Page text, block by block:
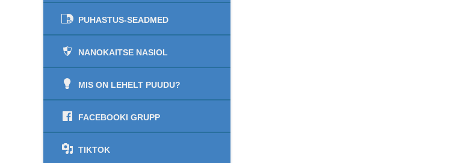
PUHASTUS-SEADMED
NANOKAITSE NASIOL
MIS ON LEHELT PUUDU?
FACEBOOKI GRUPP
TIKTOK